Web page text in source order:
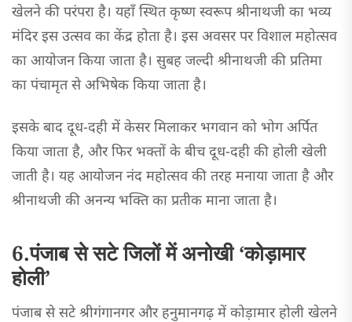
खेलने की परंपरा है। यहाँ स्थित कृष्ण स्वरूप श्रीनाथजी का भव्य
मंदिर इस उत्सव का केंद्र होता है। इस अवसर पर विशाल महोत्सव
का आयोजन किया जाता है। सुबह जल्दी श्रीनाथजी की प्रतिमा
का पंचामृत से अभिषेक किया जाता है।
इसके बाद दूध-दही में केसर मिलाकर भगवान को भोग अर्पित
किया जाता है, और फिर भक्तों के बीच दूध-दही की होली खेली
जाती है। यह आयोजन नंद महोत्सव की तरह मनाया जाता है और
श्रीनाथजी की अनन्य भक्ति का प्रतीक माना जाता है।
6.पंजाब से सटे जिलों में अनोखी ‘कोड़ामार
होली’
पंजाब से सटे श्रीगंगानगर और हनुमानगढ़ में कोड़ामार होली खेलने